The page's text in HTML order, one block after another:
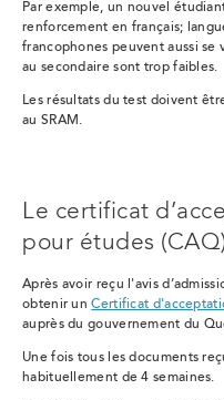
Par exemple, un nouvel
renforcement en français;
francophones peuvent aussi se
au secondaire sont trop faibles.
Les résultats du test doivent
au SRAM.
Le certificat
pour études
Après avoir reçu l'avis
obtenir unCertificat
auprès du gouvernement du
Une fois tous les documents
habituellement de 4 semaines.